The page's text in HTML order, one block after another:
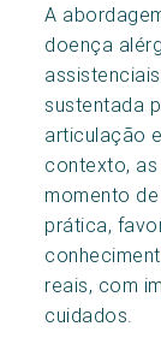
A
doença
sustentada
articulação
contexto,
momento
prática,
reais, com
cuidados.